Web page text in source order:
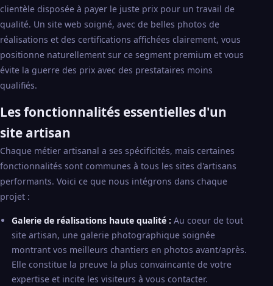
clientèle disposée à payer le juste prix pour un travail de
qualité. Un site web soigné, avec de belles photos de
réalisations et des certifications affichées clairement, vous
positionne naturellement sur ce segment premium et vous
évite la guerre des prix avec des prestataires moins
qualifiés.
Les fonctionnalités essentielles d'un
site artisan
Chaque métier artisanal a ses spécificités, mais certaines
fonctionnalités sont communes à tous les sites d'artisans
performants. Voici ce que nous intégrons dans chaque
projet :
Galerie de réalisations haute qualité : Au coeur de tout
site artisan, une galerie photographique soignée
montrant vos meilleurs chantiers en photos avant/après.
Elle constitue la preuve la plus convaincante de votre
expertise et incite les visiteurs à vous contacter.